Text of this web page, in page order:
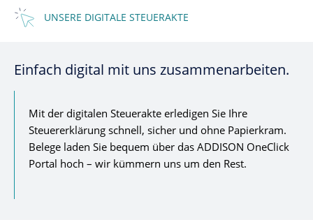
UNSERE DIGITALE STEUERAKTE
Einfach digital mit uns zusammenarbeiten.
Mit der digitalen Steuerakte erledigen Sie Ihre
Steuererklärung schnell, sicher und ohne Papierkram.
Belege laden Sie bequem über das ADDISON OneClick
Portal hoch – wir kümmern uns um den Rest.